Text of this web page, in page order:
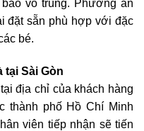
vô trùng. Phương án
đặt sẵn phù hợp với đặc
bé.
Sài Gòn
địa chỉ của khách hàng
thành phố Hồ Chí Minh
viên tiếp nhận sẽ tiến